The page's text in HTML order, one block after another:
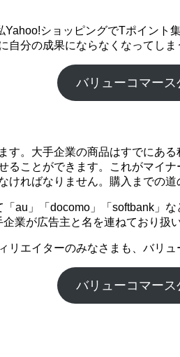
ショッピングでTポイン
分の成果にならなくなってし
バリューコマー
す。大手企業の商品はすでにあ
ることができます。これがマイ
ればなりません。購入までの
au」「docomo」「softbank」
業が広告主と名を連ねており扱
リエイターのみなさまも、バリ
バリューコマー